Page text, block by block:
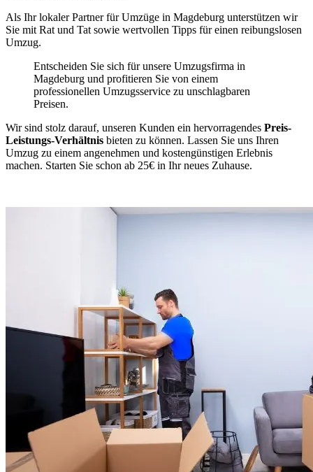
Als Ihr lokaler Partner für Umzüge in Magdeburg unterstützen wir
Sie mit Rat und Tat sowie wertvollen Tipps für einen reibungslosen
Umzug.
Entscheiden Sie sich für unsere Umzugsfirma in
Magdeburg und profitieren Sie von einem
professionellen Umzugsservice zu unschlagbaren
Preisen.
Wir sind stolz darauf, unseren Kunden ein hervorragendes Preis-
Leistungs-Verhältnis bieten zu können. Lassen Sie uns Ihren
Umzug zu einem angenehmen und kostengünstigen Erlebnis
machen. Starten Sie schon ab 25€ in Ihr neues Zuhause.